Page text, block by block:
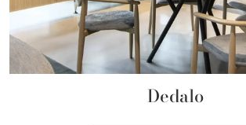
Dedalo